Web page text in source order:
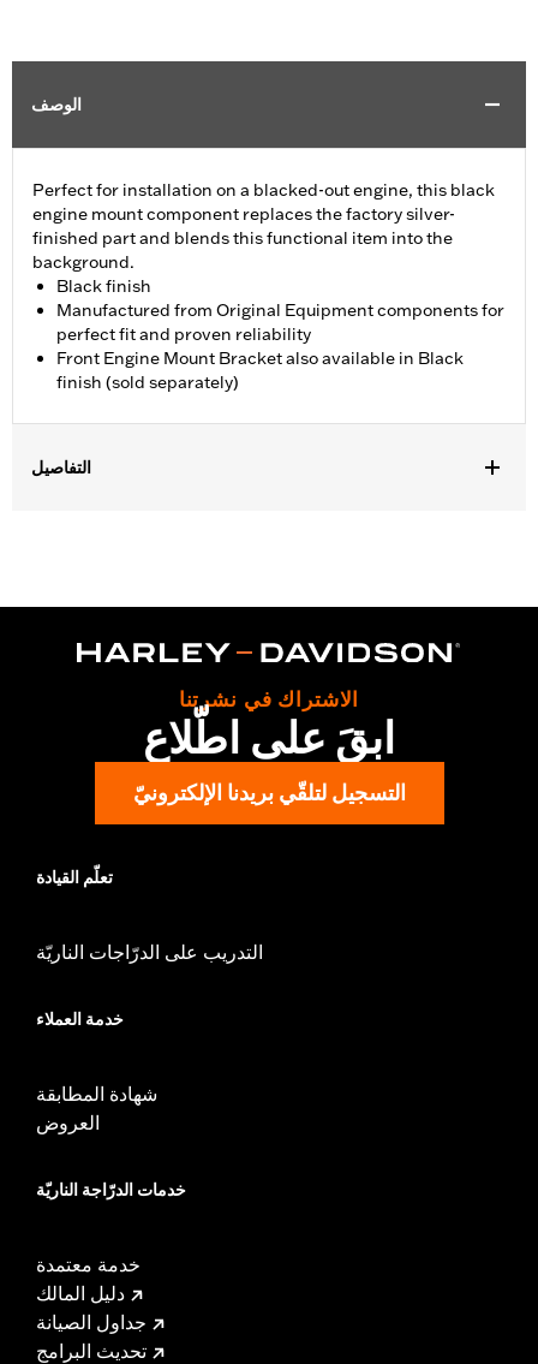
الوصف
Perfect for installation on a blacked-out engine, this black
engine mount component replaces the factory silver-
finished part and blends this functional item into the
background.
Black finish
Manufactured from Original Equipment components for
perfect fit and proven reliability
Front Engine Mount Bracket also available in Black
finish (sold separately)
التفاصيل
WARRANTY:,,,,,,,,,,,,,,,,,,,,,,,,,,,,,,,,,,,,,,,,,,,,,,,,,,,,,,,,,,,,,,,,,,,
الاشتراك في نشرتنا
ابقَ على اطّلاع
التسجيل لتلقّي بريدنا الإلكترونيّ
تعلّم القيادة
التدريب على الدرّاجات الناريّة
خدمة العملاء
شهادة المطابقة
العروض
خدمات الدرّاجة الناريّة
خدمة معتمدة
دليل المالك
جداول الصيانة
تحديث البرامج